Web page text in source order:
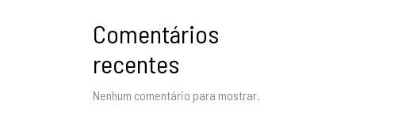
Comentários
recentes
Nenhum comentário para mostrar.